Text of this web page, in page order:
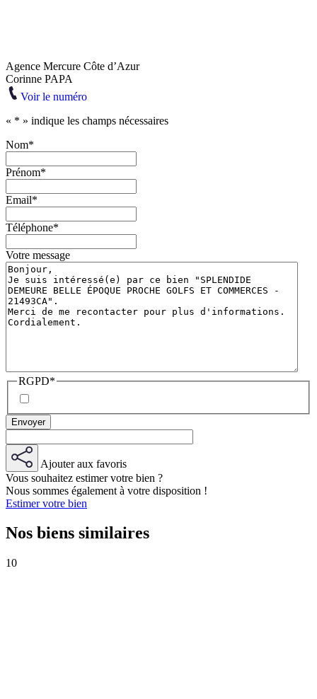
Agence Mercure Côte d’Azur
Corinne PAPA
Voir le numéro
« * » indique les champs nécessaires
Nom*
Prénom*
Email*
Téléphone*
Votre message
RGPD*
Ajouter aux favoris
Vous souhaitez estimer votre bien ?
Nous sommes également à votre disposition !
Estimer votre bien
Nos biens similaires
10